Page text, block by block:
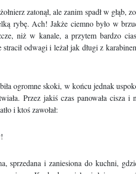
zatonął, ale zanim spadł w głąb,
rybę. Ach! Jakże ciemno było w
niż w kanale, a przytem bardzo
odwagi i leżał jak długi z
ogromne skoki, w końcu jednak
Przez jakiś czas panowała cisza i
i ktoś zawołał:
sprzedana i zaniesiona do kuchni,